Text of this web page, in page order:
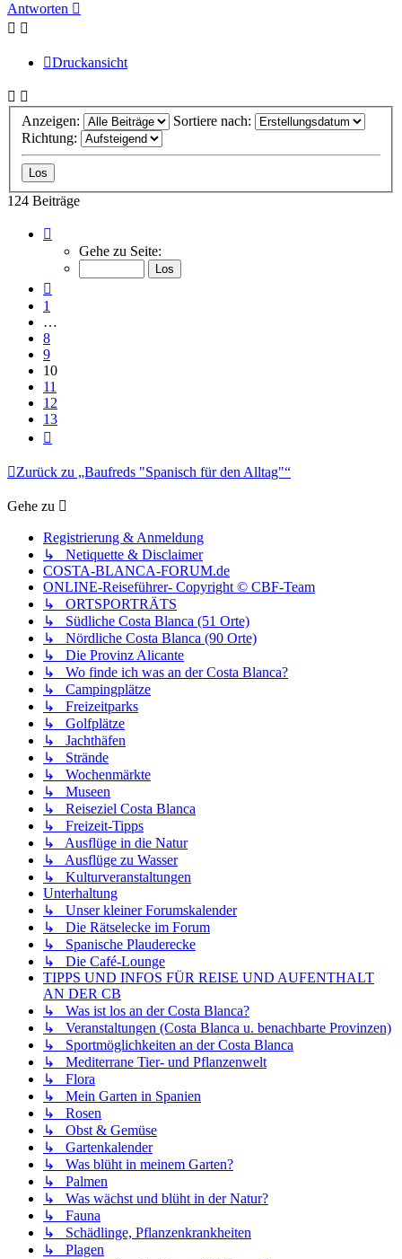
Antworten
Druckansicht
Anzeigen:
Sortiere nach:
Richtung:
124 Beiträge
10
von
Gehe zu Seite:
1
…
8
9
10
11
12
13
Zurück zu „Baufreds "Spanisch für den Alltag"“
Gehe zu
Registrierung & Anmeldung
↳ Netiquette & Disclaimer
COSTA-BLANCA-FORUM.de
ONLINE-Reiseführer- Copyright © CBF-Team
↳ ORTSPORTRÄTS
↳ Südliche Costa Blanca (51 Orte)
↳ Nördliche Costa Blanca (90 Orte)
↳ Die Provinz Alicante
↳ Wo finde ich was an der Costa Blanca?
↳ Campingplätze
↳ Freizeitparks
↳ Golfplätze
↳ Jachthäfen
↳ Strände
↳ Wochenmärkte
↳ Museen
↳ Reiseziel Costa Blanca
↳ Freizeit-Tipps
↳ Ausflüge in die Natur
↳ Ausflüge zu Wasser
↳ Kulturveranstaltungen
Unterhaltung
↳ Unser kleiner Forumskalender
↳ Die Rätselecke im Forum
↳ Spanische Plauderecke
↳ Die Café-Lounge
TIPPS UND INFOS FÜR REISE UND AUFENTHALT
AN DER CB
↳ Was ist los an der Costa Blanca?
↳ Veranstaltungen (Costa Blanca u. benachbarte Provinzen)
↳ Sportmöglichkeiten an der Costa Blanca
↳ Mediterrane Tier- und Pflanzenwelt
↳ Flora
↳ Mein Garten in Spanien
↳ Rosen
↳ Obst & Gemüse
↳ Gartenkalender
↳ Was blüht in meinem Garten?
↳ Palmen
↳ Was wächst und blüht in der Natur?
↳ Fauna
↳ Schädlinge, Pflanzenkrankheiten
↳ Plagen